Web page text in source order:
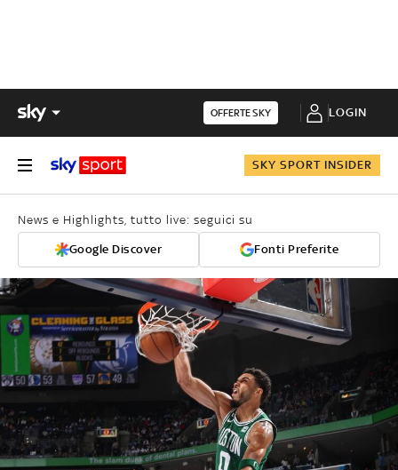
OFFERTE SKY LOGIN
SKY SPORT INSIDER
News e Highlights, tutto live: seguici su
Google Discover Fonti Preferite